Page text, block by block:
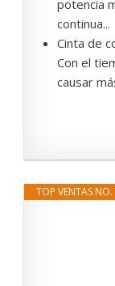
potencia
continua...
Cinta de
Con el
causar
TOP VENTAS NO.